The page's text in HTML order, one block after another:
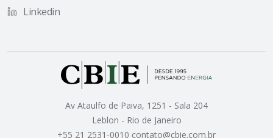
Linkedin
Av Ataulfo de Paiva, 1251 - Sala 204
Leblon - Rio de Janeiro
+55 21 2531-0010 contato@cbie.com.br